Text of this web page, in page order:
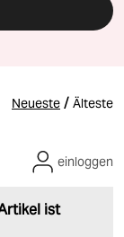
Neueste / Älteste
ist
einloggen